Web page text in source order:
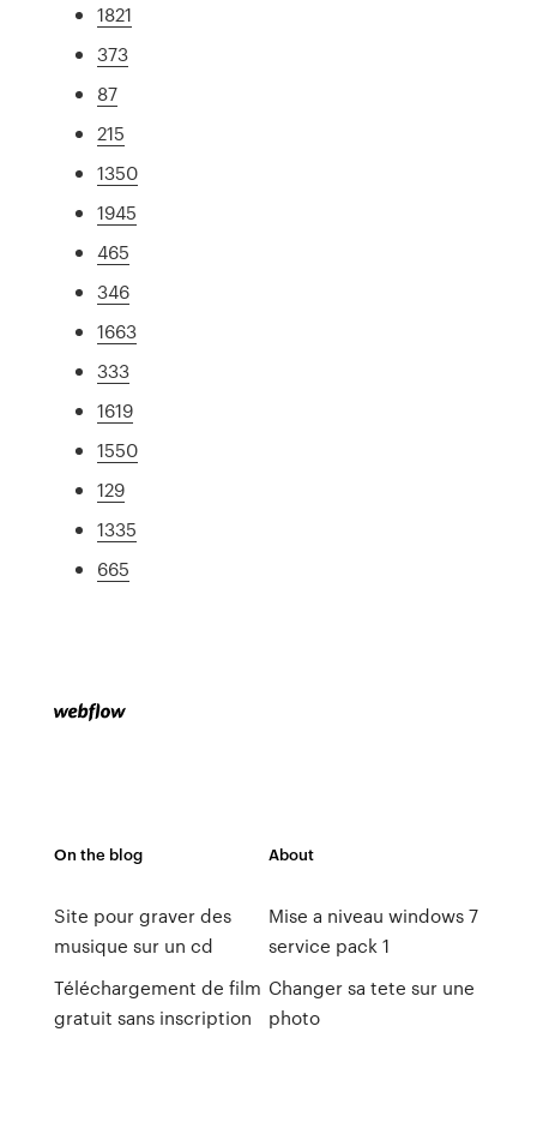
1821
373
87
215
1350
1945
465
346
1663
333
1619
1550
129
1335
665
On the blog
Site pour graver des
musique sur un cd
Téléchargement de film
gratuit sans inscription
About
Mise a niveau windows 7
service pack 1
Changer sa tete sur une
photo